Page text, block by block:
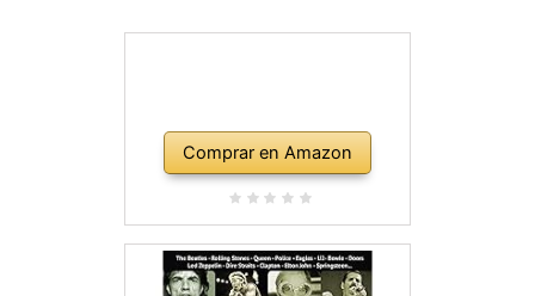
Comprar en Amazon